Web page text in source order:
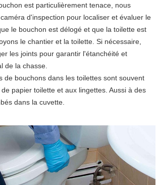
est particulièrement tenace, nous
d'inspection pour localiser et évaluer le
le bouchon est délogé et que la toilette est
le chantier et la toilette. Si nécessaire,
les joints pour garantir l'étanchéité et
de la chasse.
de bouchons dans les toilettes sont souvent
papier toilette et aux lingettes. Aussi à des
dans la cuvette.